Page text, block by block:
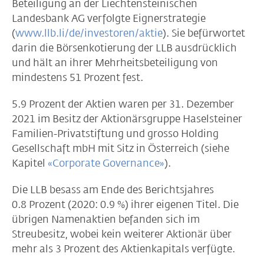
Beteiligung an der Liechtensteinischen
Landesbank AG verfolgte Eignerstrategie
(www.llb.li/de/investoren/aktie). Sie befürwortet
darin die Börsenkotierung der LLB ausdrücklich
und hält an ihrer Mehrheitsbeteiligung von
mindestens 51 Prozent fest.
5.9 Prozent der Aktien waren per 31. Dezember
2021 im Besitz der Aktionärsgruppe Haselsteiner
Familien-Privatstiftung und grosso Holding
Gesellschaft mbH mit Sitz in Österreich (siehe
Kapitel «Corporate Governance»).
Die LLB besass am Ende des Berichtsjahres
0.8 Prozent (2020: 0.9 %) ihrer eigenen Titel. Die
übrigen Namenaktien befanden sich im
Streubesitz, wobei kein weiterer Aktionär über
mehr als 3 Prozent des Aktienkapitals verfügte.